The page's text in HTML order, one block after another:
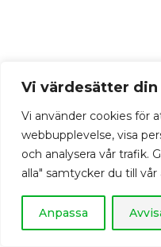
Vi värdesätter
Vi använder cookies för
webbupplevelse, visa
och analysera vår trafik.
alla" samtycker du till
Anpassa